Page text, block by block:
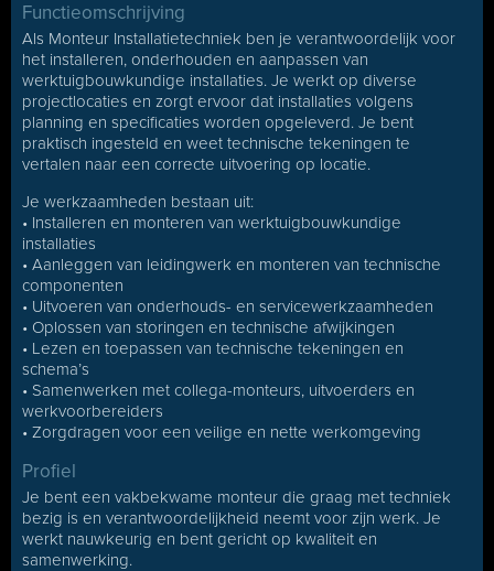
Functieomschrijving
Als Monteur Installatietechniek ben je verantwoordelijk voor
het installeren, onderhouden en aanpassen van
werktuigbouwkundige installaties. Je werkt op diverse
projectlocaties en zorgt ervoor dat installaties volgens
planning en specificaties worden opgeleverd. Je bent
praktisch ingesteld en weet technische tekeningen te
vertalen naar een correcte uitvoering op locatie.
Je werkzaamheden bestaan uit:
• Installeren en monteren van werktuigbouwkundige
installaties
• Aanleggen van leidingwerk en monteren van technische
componenten
• Uitvoeren van onderhouds- en servicewerkzaamheden
• Oplossen van storingen en technische afwijkingen
• Lezen en toepassen van technische tekeningen en
schema’s
• Samenwerken met collega-monteurs, uitvoerders en
werkvoorbereiders
• Zorgdragen voor een veilige en nette werkomgeving
Profiel
Je bent een vakbekwame monteur die graag met techniek
bezig is en verantwoordelijkheid neemt voor zijn werk. Je
werkt nauwkeurig en bent gericht op kwaliteit en
samenwerking.